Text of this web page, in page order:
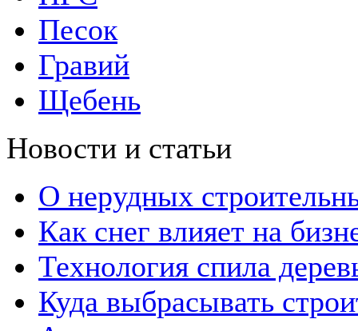
Песок
Гравий
Щебень
Новости и статьи
О нерудных
Как снег влияет на
Технология спила
Куда выбрасывать